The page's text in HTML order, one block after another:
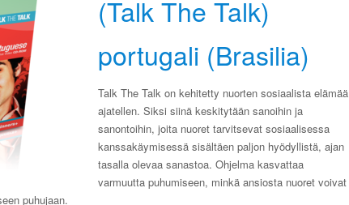
(Talk The Talk)
portugali (Brasilia)
Talk The Talk on kehitetty nuorten sosiaalista elämää
ajatellen. Siksi siinä keskitytään sanoihin ja
sanontoihin, joita nuoret tarvitsevat sosiaalisessa
kanssakäymisessä sisältäen paljon hyödyllistä, ajan
tasalla olevaa sanastoa. Ohjelma kasvattaa
varmuutta puhumiseen, minkä ansiosta nuoret voivat
puhujaan.